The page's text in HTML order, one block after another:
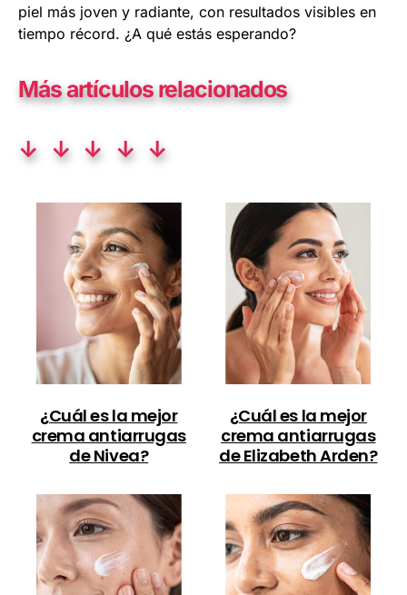
piel más joven y radiante, con resultados visibles en
tiempo récord. ¿A qué estás esperando?
Más artículos relacionados
↓ ↓ ↓ ↓ ↓
¿Cuál es la mejor
crema antiarrugas
de Nivea?
¿Cuál es la mejor
crema antiarrugas
de Elizabeth Arden?